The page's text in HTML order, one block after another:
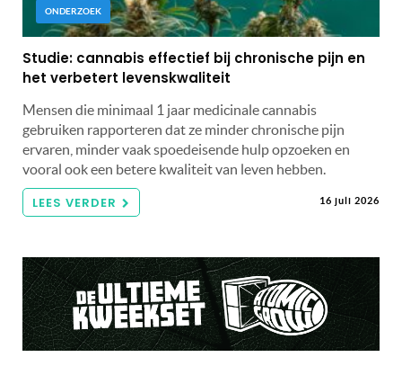
ONDERZOEK
Studie: cannabis effectief bij chronische pijn en
het verbetert levenskwaliteit
Mensen die minimaal 1 jaar medicinale cannabis
gebruiken rapporteren dat ze minder chronische pijn
ervaren, minder vaak spoedeisende hulp opzoeken en
vooral ook een betere kwaliteit van leven hebben.
LEES VERDER 16 juli 2026